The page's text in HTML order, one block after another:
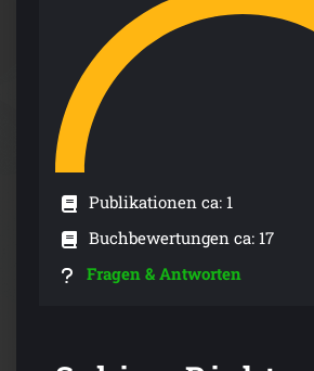
Publikationen ca: 1
Buchbewertungen ca: 17
Fragen & Antworten